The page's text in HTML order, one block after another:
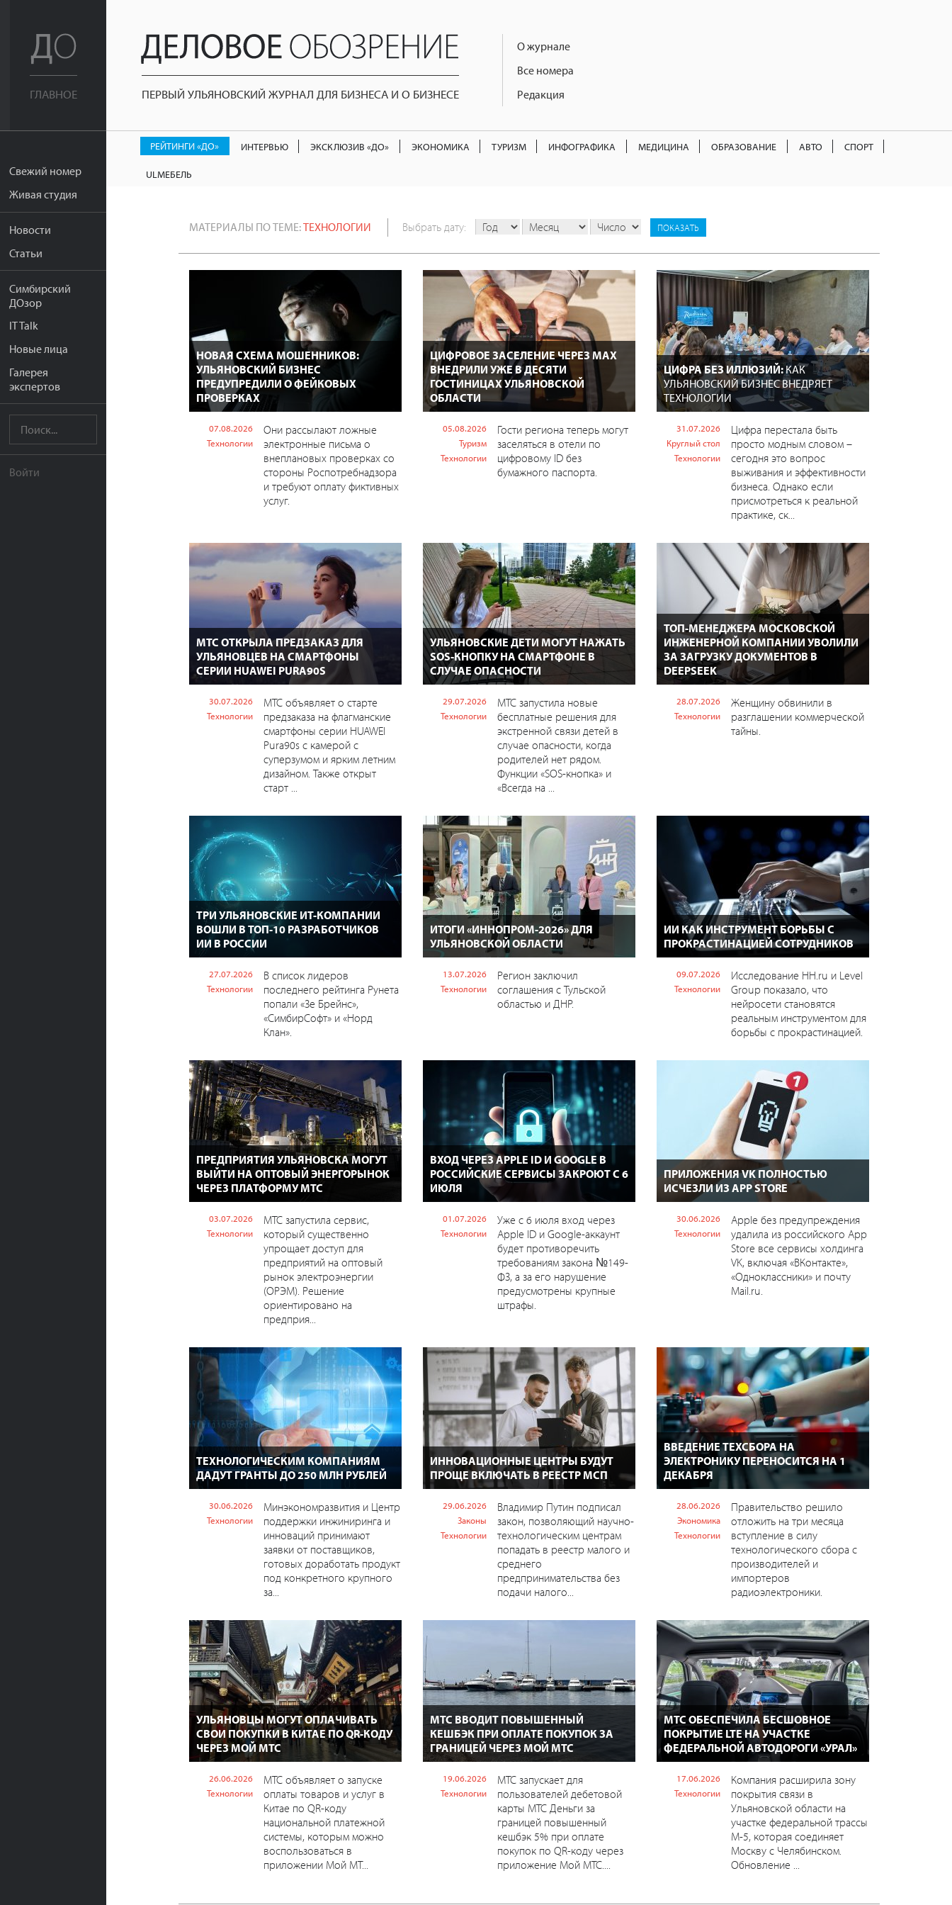
ГЛАВНОЕ
Свежий номер
Живая студия
Новости
Статьи
Симбирский
ДОзор
IT Talk
Новые лица
Галерея
экспертов
Войти
ПЕРВЫЙ УЛЬЯНОВСКИЙ ЖУРНАЛ ДЛЯ БИЗНЕСА И О БИЗНЕСЕ
О журнале
Все номера
Редакция
РЕЙТИНГИ «ДО» ИНТЕРВЬЮ ЭКСКЛЮЗИВ «ДО» ЭКОНОМИКА ТУРИЗМ ИНФОГРАФИКА МЕДИЦИНА ОБРАЗОВАНИЕ АВТО СПОРТ
ULМЕБЕЛЬ
МАТЕРИАЛЫ ПО ТЕМЕ:ТЕХНОЛОГИИ Выбрать дату:
НОВАЯ СХЕМА МОШЕННИКОВ:
УЛЬЯНОВСКИЙ БИЗНЕС
ПРЕДУПРЕДИЛИ О ФЕЙКОВЫХ
ПРОВЕРКАХ
07.08.2026
Технологии
Они рассылают ложные
электронные письма о
внеплановых проверках со
стороны Роспотребнадзора
и требуют оплату фиктивных
услуг.
ЦИФРОВОЕ ЗАСЕЛЕНИЕ ЧЕРЕЗ MAX
ВНЕДРИЛИ УЖЕ В ДЕСЯТИ
ГОСТИНИЦАХ УЛЬЯНОВСКОЙ
ОБЛАСТИ
05.08.2026
Туризм
Технологии
Гости региона теперь могут
заселяться в отели по
цифровому ID без
бумажного паспорта.
ЦИФРА БЕЗ ИЛЛЮЗИЙ:КАК
УЛЬЯНОВСКИЙ БИЗНЕС ВНЕДРЯЕТ
ТЕХНОЛОГИИ
31.07.2026
Круглый стол
Технологии
Цифра перестала быть
просто модным словом –
сегодня это вопрос
выживания и эффективности
бизнеса. Однако если
присмотреться к реальной
практике, ск...
МТС ОТКРЫЛА ПРЕДЗАКАЗ ДЛЯ
УЛЬЯНОВЦЕВ НА СМАРТФОНЫ
СЕРИИ HUAWEI PURA90S
30.07.2026
Технологии
МТС объявляет о старте
предзаказа на флагманские
смартфоны серии HUAWEI
Pura90s с камерой с
суперзумом и ярким летним
дизайном. Также открыт
старт ...
УЛЬЯНОВСКИЕ ДЕТИ МОГУТ НАЖАТЬ
SOS-КНОПКУ НА СМАРТФОНЕ В
СЛУЧАЕ ОПАСНОСТИ
29.07.2026
Технологии
МТС запустила новые
бесплатные решения для
экстренной связи детей в
случае опасности, когда
родителей нет рядом.
Функции «SOS-кнопка» и
«Всегда на ...
ТОП-МЕНЕДЖЕРА МОСКОВСКОЙ
ИНЖЕНЕРНОЙ КОМПАНИИ УВОЛИЛИ
ЗА ЗАГРУЗКУ ДОКУМЕНТОВ В
DEEPSEEK
28.07.2026
Технологии
Женщину обвинили в
разглашении коммерческой
тайны.
ТРИ УЛЬЯНОВСКИЕ ИТ-КОМПАНИИ
ВОШЛИ В ТОП-10 РАЗРАБОТЧИКОВ
ИИ В РОССИИ
27.07.2026
Технологии
В список лидеров
последнего рейтинга Рунета
попали «Зе Брейнс»,
«СимбирСофт» и «Норд
Клан».
ИТОГИ «ИННОПРОМ-2026» ДЛЯ
УЛЬЯНОВСКОЙ ОБЛАСТИ
13.07.2026
Технологии
Регион заключил
соглашения с Тульской
областью и ДНР.
ИИ КАК ИНСТРУМЕНТ БОРЬБЫ С
ПРОКРАСТИНАЦИЕЙ СОТРУДНИКОВ
09.07.2026
Технологии
Исследование HH.ru и Level
Group показало, что
нейросети становятся
реальным инструментом для
борьбы с прокрастинацией.
ПРЕДПРИЯТИЯ УЛЬЯНОВСКА МОГУТ
ВЫЙТИ НА ОПТОВЫЙ ЭНЕРГОРЫНОК
ЧЕРЕЗ ПЛАТФОРМУ МТС
03.07.2026
Технологии
МТС запустила сервис,
который существенно
упрощает доступ для
предприятий на оптовый
рынок электроэнергии
(ОРЭМ). Решение
ориентировано на
предприя...
ВХОД ЧЕРЕЗ APPLE ID И GOOGLE В
РОССИЙСКИЕ СЕРВИСЫ ЗАКРОЮТ С 6
ИЮЛЯ
01.07.2026
Технологии
Уже с 6 июля вход через
Apple ID и Google-аккаунт
будет противоречить
требованиям закона №149-
ФЗ, а за его нарушение
предусмотрены крупные
штрафы.
ПРИЛОЖЕНИЯ VK ПОЛНОСТЬЮ
ИСЧЕЗЛИ ИЗ APP STORE
30.06.2026
Технологии
Apple без предупреждения
удалила из российского App
Store все сервисы холдинга
VK, включая «ВКонтакте»,
«Одноклассники» и почту
Mail.ru.
ТЕХНОЛОГИЧЕСКИМ КОМПАНИЯМ
ДАДУТ ГРАНТЫ ДО 250 МЛН РУБЛЕЙ
30.06.2026
Технологии
Минэкономразвития и Центр
поддержки инжиниринга и
инноваций принимают
заявки от поставщиков,
готовых доработать продукт
под конкретного крупного
за...
ИННОВАЦИОННЫЕ ЦЕНТРЫ БУДУТ
ПРОЩЕ ВКЛЮЧАТЬ В РЕЕСТР МСП
29.06.2026
Законы
Технологии
Владимир Путин подписал
закон, позволяющий научно-
технологическим центрам
попадать в реестр малого и
среднего
предпринимательства без
подачи налого...
ВВЕДЕНИЕ ТЕХСБОРА НА
ЭЛЕКТРОНИКУ ПЕРЕНОСИТСЯ НА 1
ДЕКАБРЯ
28.06.2026
Экономика
Технологии
Правительство решило
отложить на три месяца
вступление в силу
технологического сбора с
производителей и
импортеров
радиоэлектроники.
УЛЬЯНОВЦЫ МОГУТ ОПЛАЧИВАТЬ
СВОИ ПОКУПКИ В КИТАЕ ПО QR-КОДУ
ЧЕРЕЗ МОЙ МТС
26.06.2026
Технологии
МТС объявляет о запуске
оплаты товаров и услуг в
Китае по QR-коду
национальной платежной
системы, которым можно
воспользоваться в
приложении Мой МТ...
МТС ВВОДИТ ПОВЫШЕННЫЙ
КЕШБЭК ПРИ ОПЛАТЕ ПОКУПОК ЗА
ГРАНИЦЕЙ ЧЕРЕЗ МОЙ МТС
19.06.2026
Технологии
МТС запускает для
пользователей дебетовой
карты МТС Деньги за
границей повышенный
кешбэк 5% при оплате
покупок по QR-коду через
приложение Мой МТС....
МТС ОБЕСПЕЧИЛА БЕСШОВНОЕ
ПОКРЫТИЕ LTE НА УЧАСТКЕ
ФЕДЕРАЛЬНОЙ АВТОДОРОГИ «УРАЛ»
17.06.2026
Технологии
Компания расширила зону
покрытия связи в
Ульяновской области на
участке федеральной трассы
М-5, которая соединяет
Москву с Челябинском.
Обновление ...